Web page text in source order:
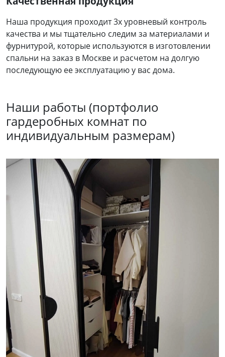
Наша продукция проходит 3х уровневый контроль
качества и мы тщательно следим за материалами и
фурнитурой, которые используются в изготовлении
спальни на заказ в Москве и расчетом на долгую
последующую ее эксплуатацию у вас дома.
Наши работы (портфолио
гардеробных комнат по
индивидуальным размерам)